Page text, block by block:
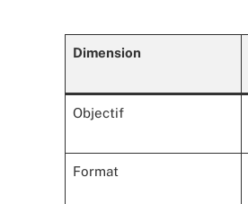
Dimension
Objectif
Format